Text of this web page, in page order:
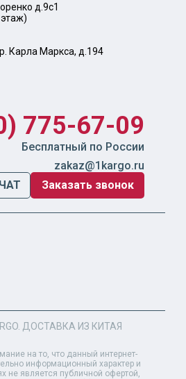
д.9с1
Карла Маркса, д.194
775-67-09
Бесплатный по России
zakaz@1kargo.ru
Заказать звонок
. ДОСТАВКА ИЗ КИТАЯ
на то, что данный интернет-
информационный характер и
не является публичной офертой,